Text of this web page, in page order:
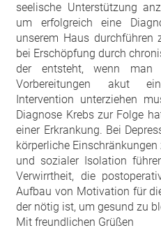
seelische Unterstützung
um erfolgreich eine
unserem Haus durchführen
bei Erschöpfung durch
der entsteht, wenn
Vorbereitungen akut
Intervention unterziehen
Diagnose Krebs zur Folge
einer Erkrankung. Bei
körperliche
und sozialer Isolation
Verwirrtheit, die
Aufbau von Motivation für
der nötig ist, um gesund zu
Mit freundlichen Grüßen